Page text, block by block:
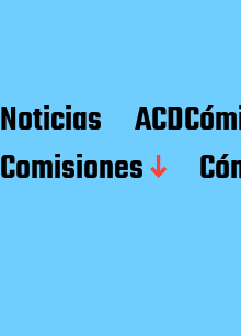
Noticias
Comisiones